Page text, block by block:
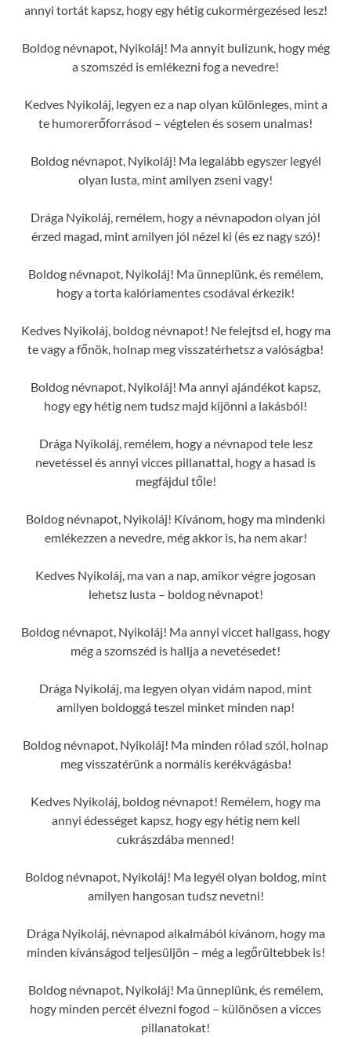
annyi tortát kapsz, hogy egy hétig cukormérgezésed lesz!
Boldog névnapot, Nyikoláj! Ma annyit bulizunk, hogy még
a szomszéd is emlékezni fog a nevedre!
Kedves Nyikoláj, legyen ez a nap olyan különleges, mint a
te humorerőforrásod – végtelen és sosem unalmas!
Boldog névnapot, Nyikoláj! Ma legalább egyszer legyél
olyan lusta, mint amilyen zseni vagy!
Drága Nyikoláj, remélem, hogy a névnapodon olyan jól
érzed magad, mint amilyen jól nézel ki (és ez nagy szó)!
Boldog névnapot, Nyikoláj! Ma ünneplünk, és remélem,
hogy a torta kalóriamentes csodával érkezik!
Kedves Nyikoláj, boldog névnapot! Ne felejtsd el, hogy ma
te vagy a főnök, holnap meg visszatérhetsz a valóságba!
Boldog névnapot, Nyikoláj! Ma annyi ajándékot kapsz,
hogy egy hétig nem tudsz majd kijönni a lakásból!
Drága Nyikoláj, remélem, hogy a névnapod tele lesz
nevetéssel és annyi vicces pillanattal, hogy a hasad is
megfájdul tőle!
Boldog névnapot, Nyikoláj! Kívánom, hogy ma mindenki
emlékezzen a nevedre, még akkor is, ha nem akar!
Kedves Nyikoláj, ma van a nap, amikor végre jogosan
lehetsz lusta – boldog névnapot!
Boldog névnapot, Nyikoláj! Ma annyi viccet hallgass, hogy
még a szomszéd is hallja a nevetésedet!
Drága Nyikoláj, ma legyen olyan vidám napod, mint
amilyen boldoggá teszel minket minden nap!
Boldog névnapot, Nyikoláj! Ma minden rólad szól, holnap
meg visszatérünk a normális kerékvágásba!
Kedves Nyikoláj, boldog névnapot! Remélem, hogy ma
annyi édességet kapsz, hogy egy hétig nem kell
cukrászdába menned!
Boldog névnapot, Nyikoláj! Ma legyél olyan boldog, mint
amilyen hangosan tudsz nevetni!
Drága Nyikoláj, névnapod alkalmából kívánom, hogy ma
minden kívánságod teljesüljön – még a legőrültebbek is!
Boldog névnapot, Nyikoláj! Ma ünneplünk, és remélem,
hogy minden percét élvezni fogod – különösen a vicces
pillanatokat!